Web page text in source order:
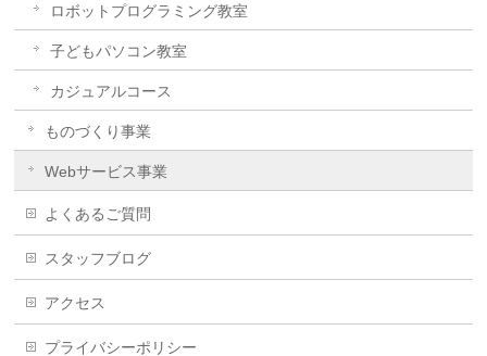
ロボットプログラミング教室
子どもパソコン教室
カジュアルコース
ものづくり事業
Webサービス事業
よくあるご質問
スタッフブログ
アクセス
プライバシーポリシー